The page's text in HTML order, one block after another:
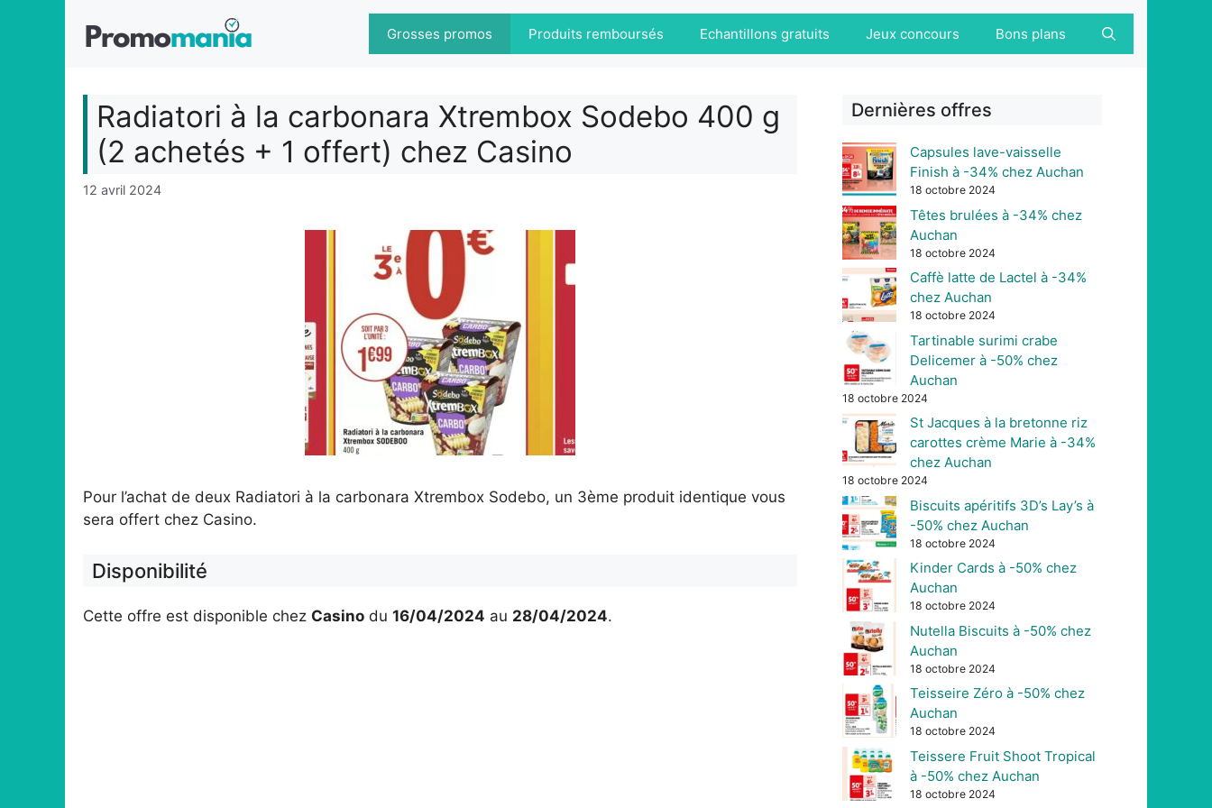
Grosses promos Produits remboursés Echantillons gratuits Jeux concours Bons plans
Radiatori à la carbonara Xtrembox Sodebo 400 g
(2 achetés + 1 offert) chez Casino
12 avril 2024
Pour l’achat de deux Radiatori à la carbonara Xtrembox Sodebo, un 3ème produit identique vous
sera offert chez Casino.
Disponibilité
Cette offre est disponible chez Casino du 16/04/2024 au 28/04/2024.
Dernières offres
Capsules lave-vaisselle
Finish à -34% chez Auchan
18 octobre 2024
Têtes brulées à -34% chez
Auchan
18 octobre 2024
Caffè latte de Lactel à -34%
chez Auchan
18 octobre 2024
Tartinable surimi crabe
Delicemer à -50% chez
Auchan
18 octobre 2024
St Jacques à la bretonne riz
carottes crème Marie à -34%
chez Auchan
18 octobre 2024
Biscuits apéritifs 3D’s Lay’s à
-50% chez Auchan
18 octobre 2024
Kinder Cards à -50% chez
Auchan
18 octobre 2024
Nutella Biscuits à -50% chez
Auchan
18 octobre 2024
Teisseire Zéro à -50% chez
Auchan
18 octobre 2024
Teissere Fruit Shoot Tropical
à -50% chez Auchan
18 octobre 2024